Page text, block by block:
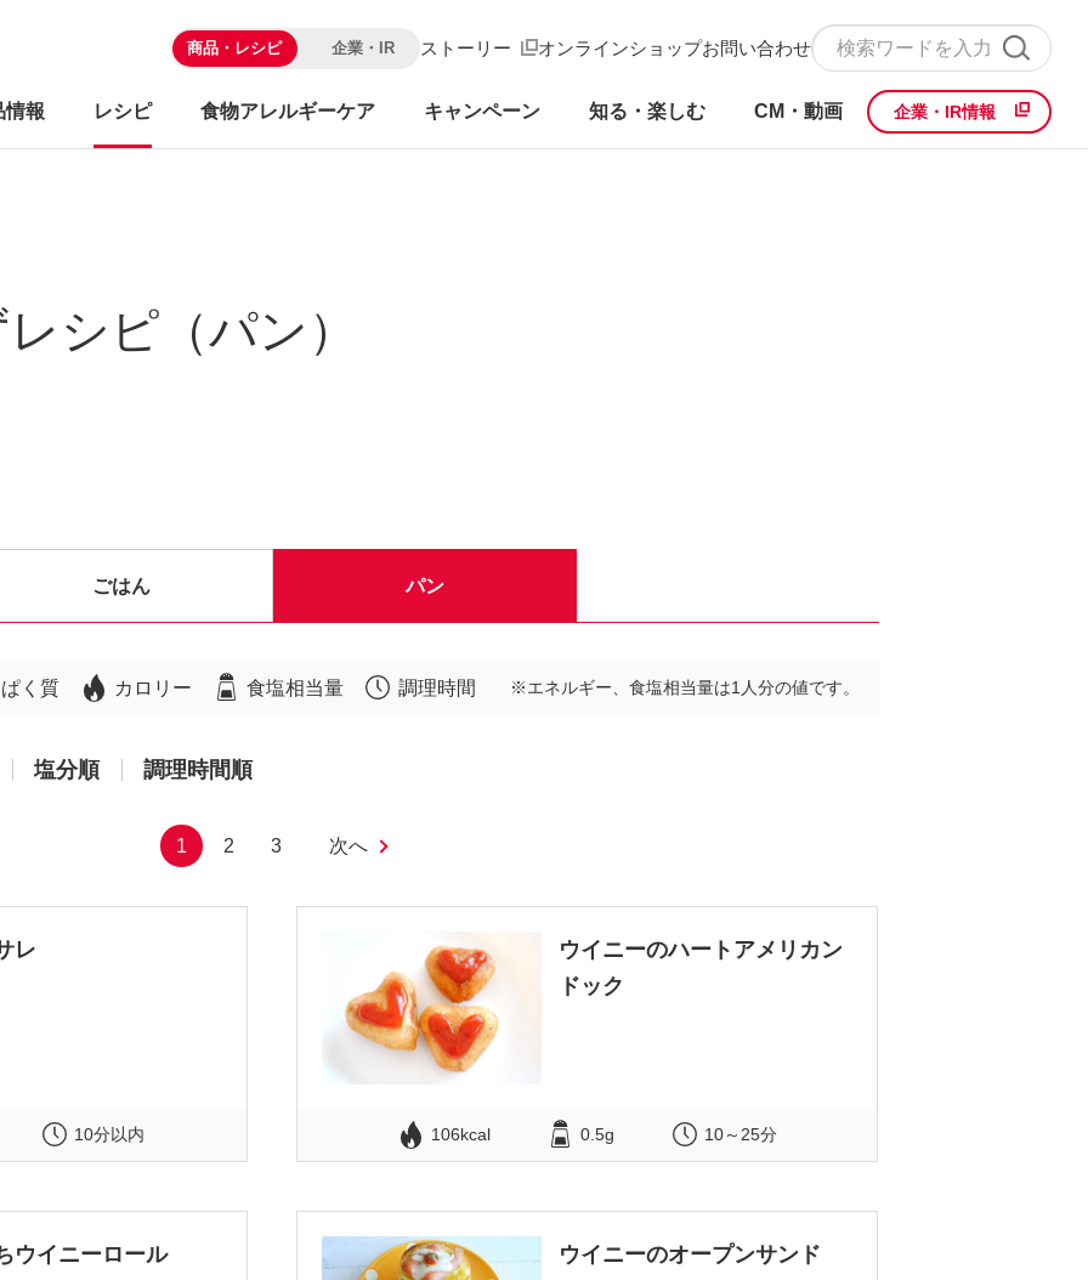
商品・レシピ 企業・IR ストーリー オンラインショップお問い合わせ
情報 レシピ 食物アレルギーケア キャンペーン 知る・楽しむ CM・動画 企業・IR情報
シピ（パン）
ごはん パン
く質 カロリー 食塩相当量 調理時間 ※エネルギー、食塩相当量は1人分の値です。
塩分順 調理時間順
1 2 3 次へ
レ
10分以内
ウイニーのハートアメリカン
ドック
106kcal 0.5g 10～25分
ウイニーロール ウイニーのオープンサンド